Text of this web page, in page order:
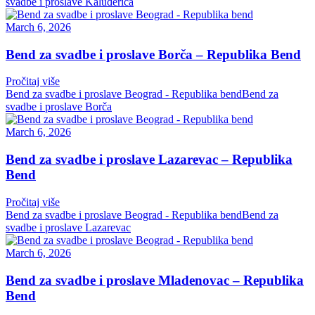
March 6, 2026
Bend za svadbe i proslave Borča – Republika Bend
Pročitaj više
Bend za svadbe i proslave Beograd - Republika bendBend za
svadbe i proslave Borča
March 6, 2026
Bend za svadbe i proslave Lazarevac – Republika
Bend
Pročitaj više
Bend za svadbe i proslave Beograd - Republika bendBend za
svadbe i proslave Lazarevac
March 6, 2026
Bend za svadbe i proslave Mladenovac – Republika
Bend